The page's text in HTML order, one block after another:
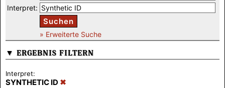
Interpret:
Suchen
» Erweiterte Suche
▼ ERGEBNIS FILTERN
Interpret:
SYNTHETIC ID